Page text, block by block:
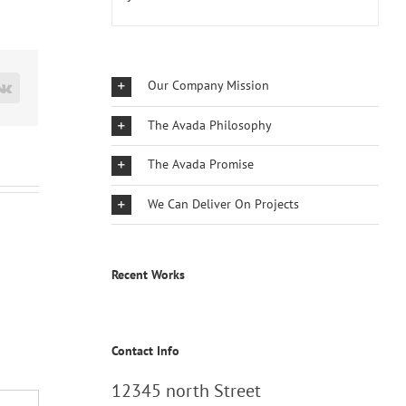
Vk Our Company Mission
The Avada Philosophy
The Avada Promise
We Can Deliver On Projects
Recent Works
Contact Info
12345 north Street